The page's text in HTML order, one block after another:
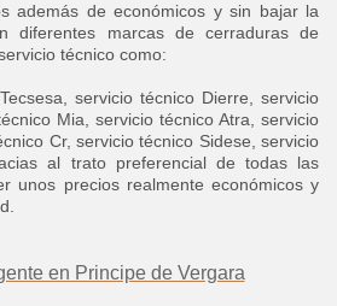
además de económicos y sin bajar la
diferentes marcas de cerraduras de
técnico como:
servicio técnico Dierre, servicio
Mia, servicio técnico Atra, servicio
Cr, servicio técnico Sidese, servicio
al trato preferencial de todas las
unos precios realmente económicos y
en Principe de Vergara